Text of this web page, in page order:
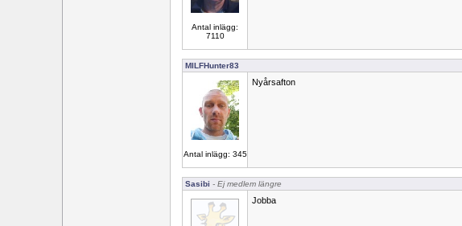
Antal inlägg:
7110
MILFHunter83
Antal inlägg: 345
Nyårsafton
Sasibi - Ej medlem längre
Jobba